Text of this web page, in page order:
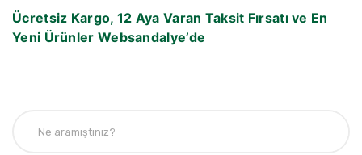
Ücretsiz Kargo, 12 Aya Varan Taksit Fırsatı ve En
Yeni Ürünler Websandalye’de